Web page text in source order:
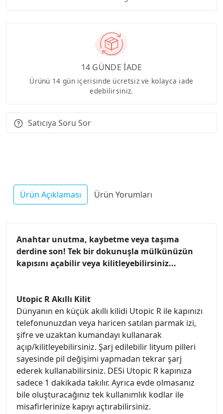
14 GÜNDE İADE
Ürünü 14 gün içerisinde ücretsiz ve kolayca iade
edebilirsiniz.
Satıcıya Soru Sor
Ürün Açıklaması Ürün Yorumları
Anahtar unutma, kaybetme veya taşıma
derdine son! Tek bir dokunuşla mülkünüzün
kapısını açabilir veya kilitleyebilirsiniz...
Utopic R Akıllı Kilit
Dünyanın en küçük akıllı kilidi Utopic R ile kapınızı
telefonunuzdan veya haricen satılan parmak izi,
şifre ve uzaktan kumandayı kullanarak
açıp/kilitleyebilirsiniz. Şarj edilebilir lityum pilleri
sayesinde pil değişimi yapmadan tekrar şarj
ederek kullanabilirsiniz. DESi Utopic R kapınıza
sadece 1 dakikada takılır. Ayrıca evde olmasanız
bile oluşturacağınız tek kullanımlık kodlar ile
misafirlerinize kapıyı açtırabilirsiniz.